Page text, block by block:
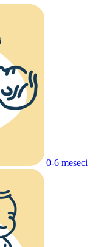
0-6 meseci